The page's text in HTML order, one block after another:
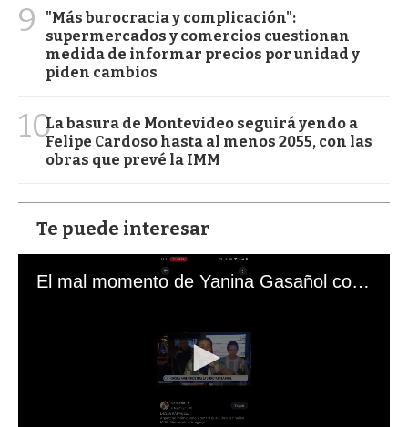
9
"Más burocracia y complicación":
supermercados y comercios cuestionan
medida de informar precios por unidad y
piden cambios
10La basura de Montevideo seguirá yendo a
Felipe Cardoso hasta al menos 2055, con las
obras que prevé la IMM
Te puede interesar
El mal momento de Yanina Gasañol con un hincha argentino en "Subrayado"